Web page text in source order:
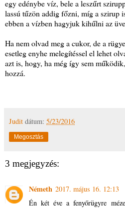
egy edénybe víz, bele a leszűrt
lassú tűzön addig főzni, míg a szirup
ebben a vízben hagyjuk kihűlni az
Ha nem olvad meg a cukor, de a
esetleg enyhe melegítéssel el lehet
azt is, hogy, ha még így sem
hozzá.
Judit dátum: 5/23/2016
Megosztás
3 megjegyzés:
Németh 2017. május 16. 12:13
Én két éve a fenyőrügyre